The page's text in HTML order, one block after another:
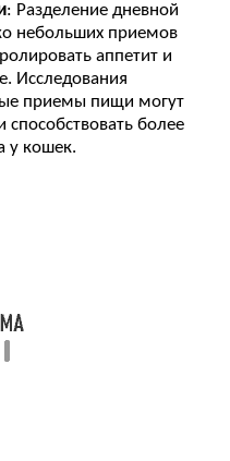
: Разделение дневной
небольших приемов
аппетит и
Исследования
приемы пищи могут
более
у кошек.